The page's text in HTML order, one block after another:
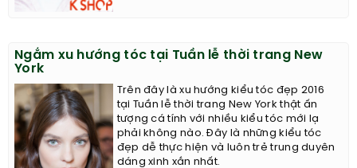
Ngắm xu hướng tóc tại Tuần lễ thời trang New
York
Trên đây là xu hướng kiểu tóc đẹp 2016
tại Tuần lễ thời trang New York thật ấn
tượng cá tính với nhiều kiểu tóc mới lạ
phải không nào. Đây là những kiểu tóc
đẹp dễ thực hiện và luôn trẻ trung duyên
dáng xinh xắn nhất.